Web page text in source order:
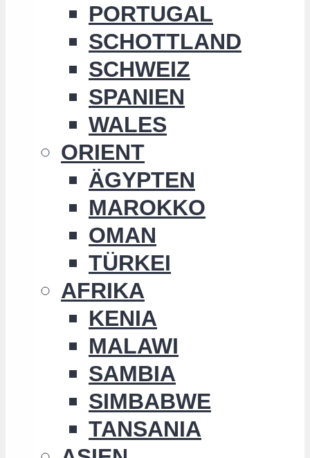
PORTUGAL
SCHOTTLAND
SCHWEIZ
SPANIEN
WALES
ORIENT
ÄGYPTEN
MAROKKO
OMAN
TÜRKEI
AFRIKA
KENIA
MALAWI
SAMBIA
SIMBABWE
TANSANIA